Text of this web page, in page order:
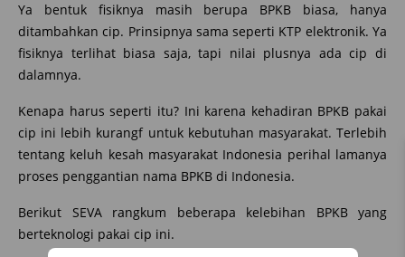
Ya bentuk fisiknya masih berupa BPKB biasa, hanya
ditambahkan cip. Prinsipnya sama seperti KTP elektronik. Ya
fisiknya terlihat biasa saja, tapi nilai plusnya ada cip di
dalamnya.
Kenapa harus seperti itu? Ini karena kehadiran BPKB pakai
cip ini lebih kurangf untuk kebutuhan masyarakat. Terlebih
tentang keluh kesah masyarakat Indonesia perihal lamanya
proses penggantian nama BPKB di Indonesia.
Berikut SEVA rangkum beberapa kelebihan BPKB yang
berteknologi pakai cip ini.